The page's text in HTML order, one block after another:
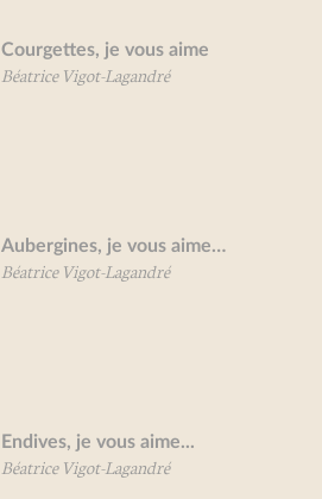
Courgettes, je vous aime
Béatrice Vigot-Lagandré
Aubergines, je vous aime…
Béatrice Vigot-Lagandré
Endives, je vous aime...
Béatrice Vigot-Lagandré